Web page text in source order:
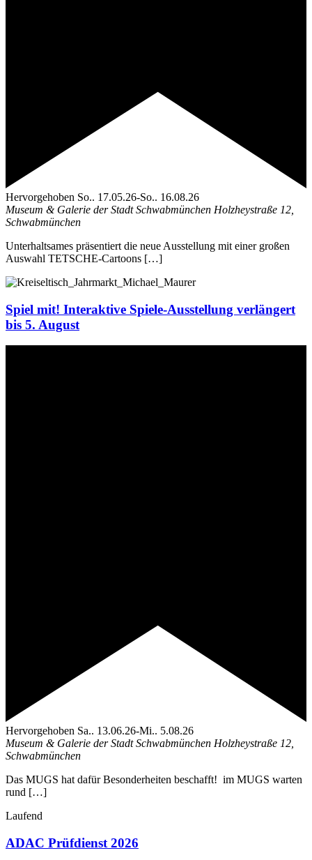
Hervorgehoben So.. 17.05.26-So.. 16.08.26
Museum & Galerie der Stadt Schwabmünchen Holzheystraße 12,
Schwabmünchen
Unterhaltsames präsentiert die neue Ausstellung mit einer großen
Auswahl TETSCHE-Cartoons […]
Spiel mit! Interaktive Spiele-Ausstellung verlängert
bis 5. August
Hervorgehoben Sa.. 13.06.26-Mi.. 5.08.26
Museum & Galerie der Stadt Schwabmünchen Holzheystraße 12,
Schwabmünchen
Das MUGS hat dafür Besonderheiten beschafft! im MUGS warten
rund […]
Laufend
ADAC Prüfdienst 2026